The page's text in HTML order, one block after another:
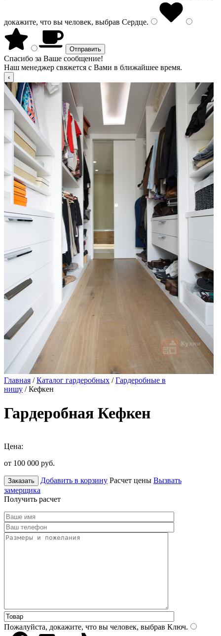
докажите, что вы человек, выбрав Сердце.
Спасибо за Ваше сообщение!
Наш менеджер свяжется с Вами в ближайшее время.
Главная /Каталог гардеробных /Гардеробные в
нишу / Кефкен
Гардеробная Кефкен
Цена:
от 100 000 руб.
Заказать Добавить в корзину Расчет цены Вызвать
замерщика
Получить расчет
Пожалуйста, докажите, что вы человек, выбрав Ключ.